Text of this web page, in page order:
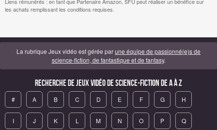
les achats remplissant les conditions requises.
La rubrique Jeux vidéo est gérée parune équipe de passionné(e)s de
science-fiction, de fantastique et de fantasy.
Recherche de Jeux vidéo de science-fiction de A à Z
# A B C D E F G H
I J K L M N O P Q